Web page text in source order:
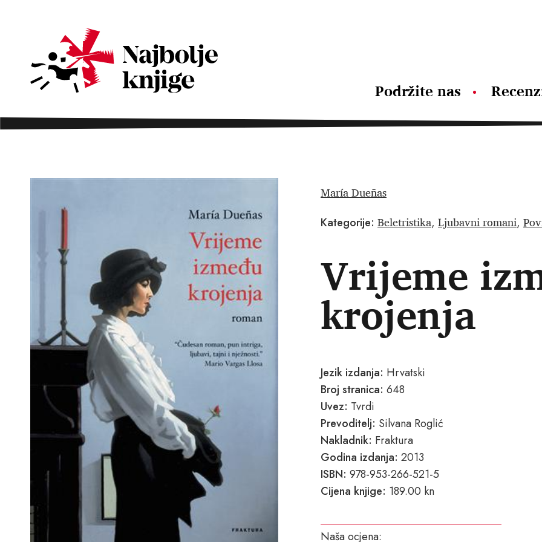
Podržite nas
María Dueñas
Kategorije: Beletristika, Ljubavni romani,
Vrijeme
krojenja
Jezik izdanja: Hrvatski
Broj stranica: 648
Uvez: Tvrdi
Prevoditelj: Silvana Roglić
Nakladnik: Fraktura
Godina izdanja: 2013
ISBN: 978-953-266-521-5
Cijena knjige: 189.00 kn
Naša ocjena: